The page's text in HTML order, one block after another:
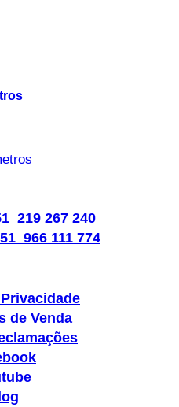
219 267 240
966 111 774
de Venda